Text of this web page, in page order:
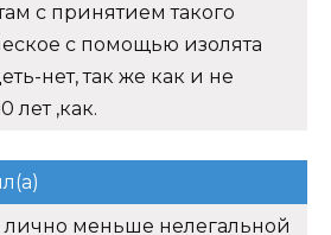
с принятием такого
с помощью изолята
нет, так же как и не
лет ,как.
меньше нелегальной